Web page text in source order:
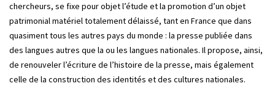
chercheurs, se fixe pour objet l’étude et la promotion d’un objet
patrimonial matériel totalement délaissé, tant en France que dans
quasiment tous les autres pays du monde : la presse publiée dans
des langues autres que la ou les langues nationales. Il propose, ainsi,
de renouveler l’écriture de l’histoire de la presse, mais également
celle de la construction des identités et des cultures nationales.